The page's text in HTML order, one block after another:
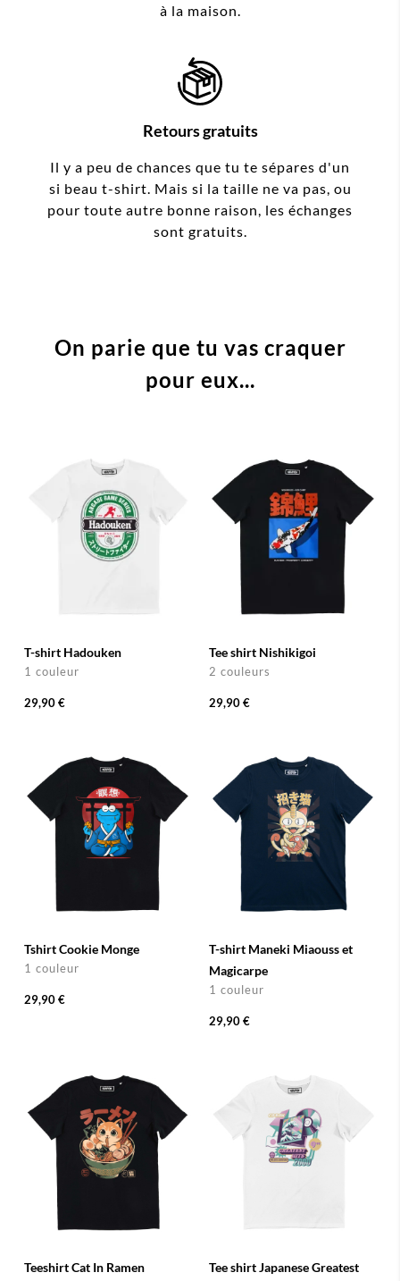
à la maison.
Retours gratuits
Il y a peu de chances que tu te sépares d'un
si beau t-shirt. Mais si la taille ne va pas, ou
pour toute autre bonne raison, les échanges
sont gratuits.
On parie que tu vas craquer
pour eux...
T-shirt Hadouken
1 couleur
29,90 €
Tee shirt Nishikigoi
2 couleurs
29,90 €
Tshirt Cookie Monge
1 couleur
29,90 €
T-shirt Maneki Miaouss et
Magicarpe
1 couleur
29,90 €
Teeshirt Cat In Ramen
Tee shirt Japanese Greatest